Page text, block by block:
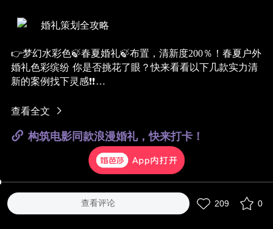
婚礼策划全攻略
👉梦幻水彩色🍃春夏婚礼🍃布置，清新度200％！春夏户外
婚礼色彩缤纷 你是否挑花了眼？快来看看以下几款实力清
新的案例找下灵感❗❗
甜美少女——《春日游园》
你还喜欢哪种春夏婚礼？@专属顾问定制吧！
#花艺##小型婚礼##森系婚礼##婚礼色调#
查看全文
构筑电影同款浪漫婚礼，快来打卡！
查看评论 209 0